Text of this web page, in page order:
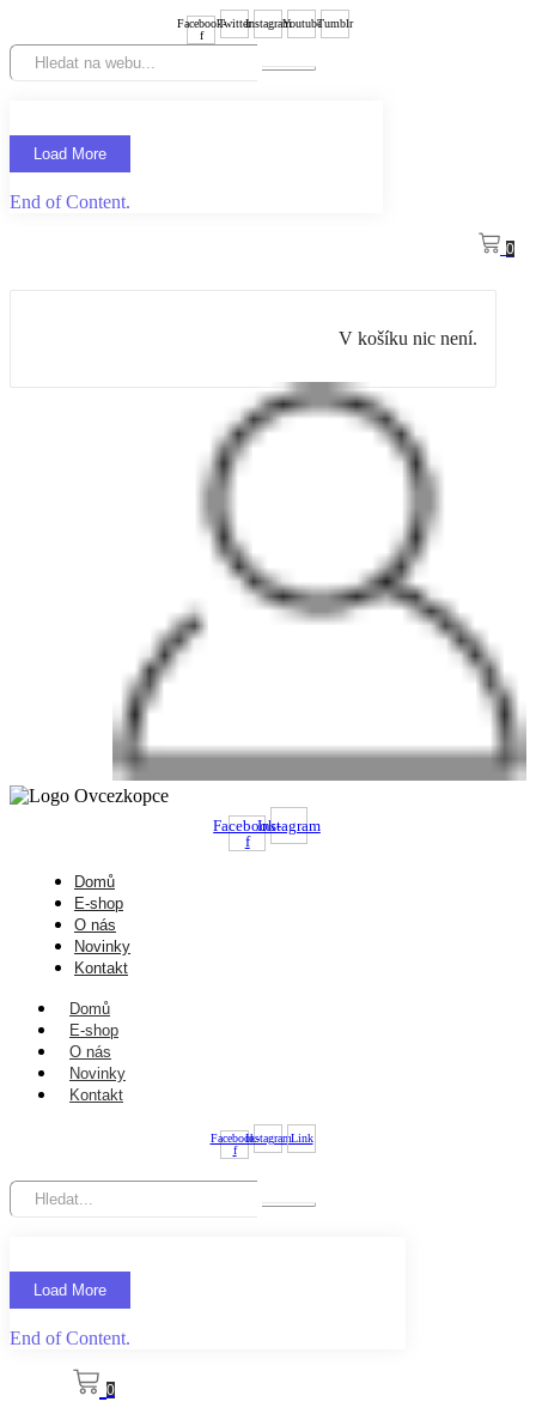
Facebook-
f
TwitterInstagramYoutubeTumblr
Load More
End of Content.
0
V košíku nic není.
Facebook-
f
Instagram
Domů
E-shop
O nás
Novinky
Kontakt
Domů
E-shop
O nás
Novinky
Kontakt
Facebook-
f
InstagramLink
Load More
End of Content.
0